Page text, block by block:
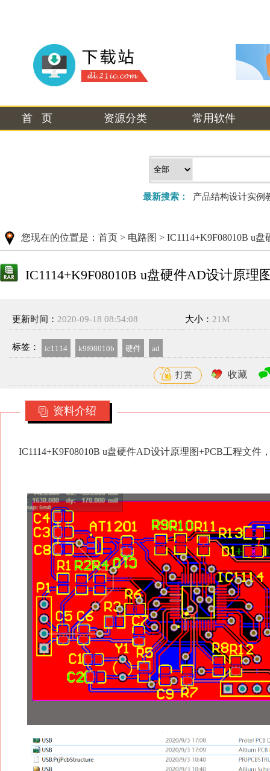
首 页 资源分类 常用软件
最新搜索： 产品结构设计实例
您现在的位置是： 首页 > 电路图 > IC1114+K9F08010B u
IC1114+K9F08010B u盘硬件AD设计原理
更新时间： 2020-09-18 08:54:08 大小： 21M
标签： ic1114 k9f08010b 硬件 ad
打赏 收藏
资料介绍
IC1114+K9F08010B u盘硬件AD设计原理图+PCB工程文